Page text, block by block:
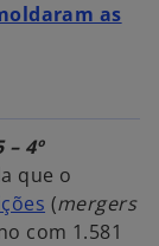
as
4º
que o
(mergers
com 1.581